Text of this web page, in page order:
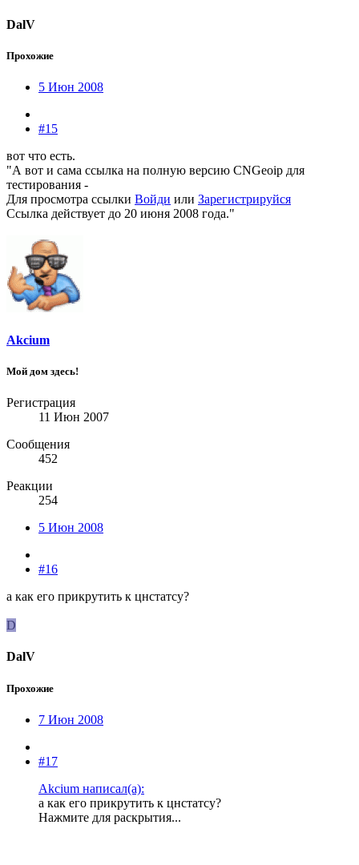
DalV
Прохожие
5 Июн 2008
#15
вот что есть.
"А вот и сама ссылка на полную версию CNGeoip для
тестирования -
Для просмотра ссылки Войди или Зарегистрируйся
Ссылка действует до 20 июня 2008 года."
Akcium
Мой дом здесь!
Регистрация
11 Июн 2007
Сообщения
452
Реакции
254
5 Июн 2008
#16
а как его прикрутить к цнстатсу?
D
DalV
Прохожие
7 Июн 2008
#17
Akcium написал(а):
а как его прикрутить к цнстатсу?
Нажмите для раскрытия...